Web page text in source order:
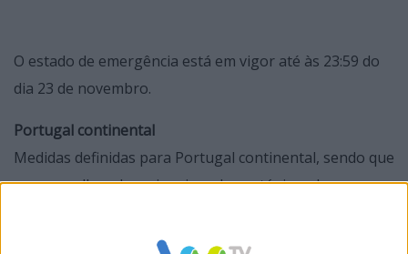
O estado de emergência está em vigor até às 23:59 do
dia 23 de novembro.
Portugal continental
Medidas definidas para Portugal continental, sendo que
nos concelhos de maior risco de contágio pelo novo
horários de funcionamento dos estabelecimentos